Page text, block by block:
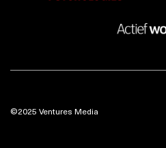
©2025 Ventures Media